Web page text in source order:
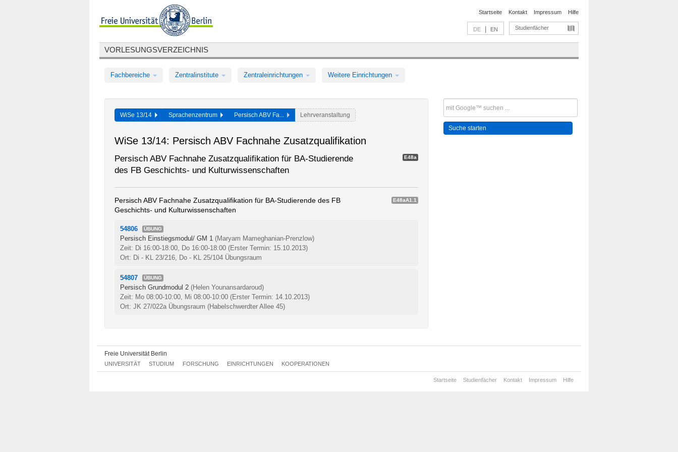
Startseite Kontakt Impressum Hilfe
DE EN Studienfächer
VORLESUNGSVERZEICHNIS
Fachbereiche Zentralinstitute Zentraleinrichtungen Weitere Einrichtungen
WiSe 13/14 Sprachenzentrum Persisch ABV Fa... Lehrveranstaltung
WiSe 13/14: Persisch ABV Fachnahe Zusatzqualifikation
Persisch ABV Fachnahe Zusatzqualifikation für BA-Studierende
des FB Geschichts- und Kulturwissenschaften
E48a
Persisch ABV Fachnahe Zusatzqualifikation für BA-Studierende des FB
Geschichts- und Kulturwissenschaften
E48aA1.1
54806 ÜBUNG
Persisch Einstiegsmodul/ GM 1 (Maryam Mameghanian-Prenzlow)
Zeit: Di 16:00-18:00, Do 16:00-18:00 (Erster Termin: 15.10.2013)
Ort: Di - KL 23/216, Do - KL 25/104 Übungsraum
54807 ÜBUNG
Persisch Grundmodul 2 (Helen Younansardaroud)
Zeit: Mo 08:00-10:00, Mi 08:00-10:00 (Erster Termin: 14.10.2013)
Ort: JK 27/022a Übungsraum (Habelschwerdter Allee 45)
Freie Universität Berlin
UNIVERSITÄT STUDIUM FORSCHUNG EINRICHTUNGEN KOOPERATIONEN
Startseite Studienfächer Kontakt Impressum Hilfe